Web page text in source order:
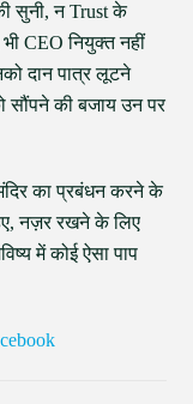
सुनी, न Trust के
CEO नियुक्त नहीं
दान पात्र लूटने
सौंपने की बजाय उन पर
का प्रबंधन करने के
नज़र रखने के लिए
में कोई ऐसा पाप